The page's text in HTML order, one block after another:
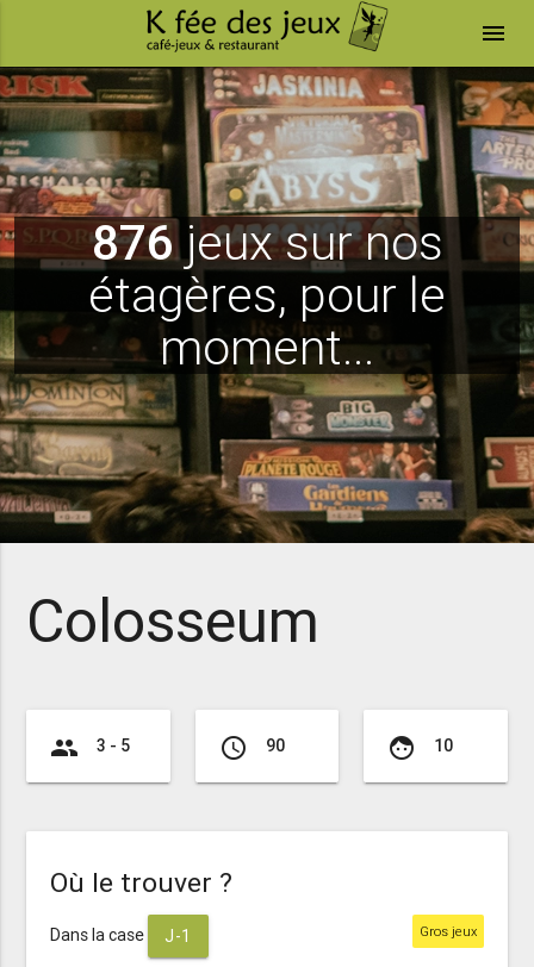
menu
876jeux sur nos
étagères, pour le
moment...
Colosseum
group 3 - 5 access_time 90 face 10
Où le trouver ?
Dans la case J-1 Gros jeux